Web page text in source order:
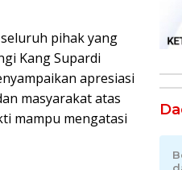
pihak yang
Kang Supardi
apresiasi
masyarakat atas
mampu mengatasi